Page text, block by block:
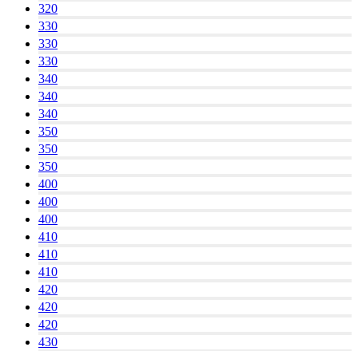
320
330
330
330
340
340
340
350
350
350
400
400
400
410
410
410
420
420
420
430